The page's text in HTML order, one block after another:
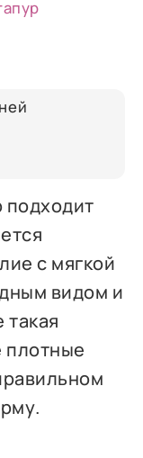
подходит
с мягкой
видом и
плотные